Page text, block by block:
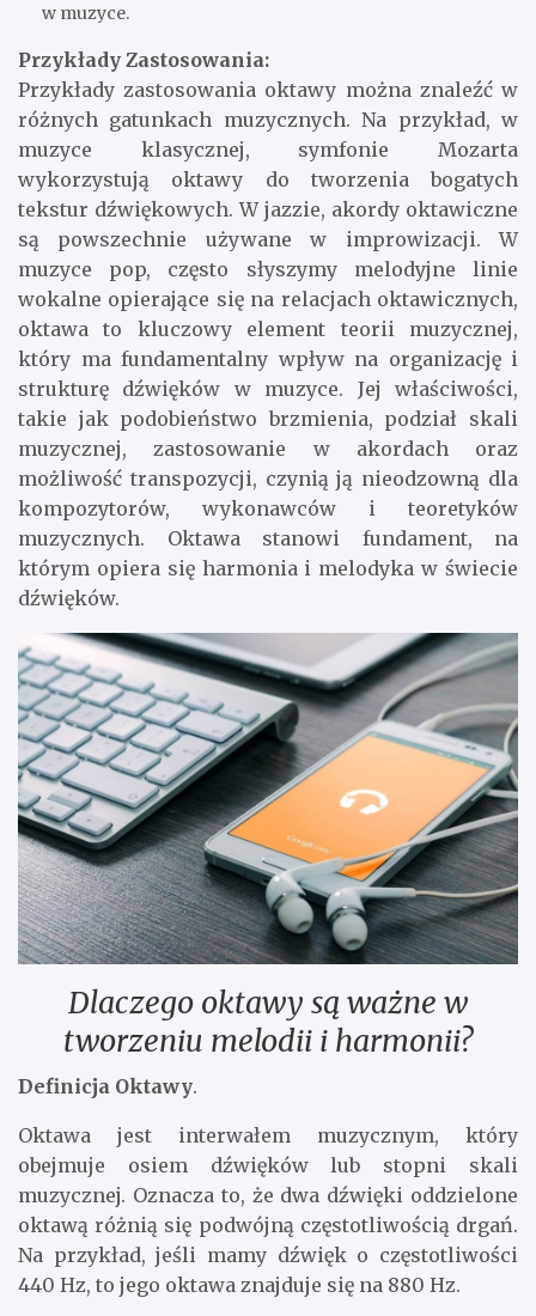
w muzyce.
Przykłady Zastosowania:
Przykłady zastosowania oktawy można znaleźć w
różnych gatunkach muzycznych. Na przykład, w
muzyce klasycznej, symfonie Mozarta
wykorzystują oktawy do tworzenia bogatych
tekstur dźwiękowych. W jazzie, akordy oktawiczne
są powszechnie używane w improwizacji. W
muzyce pop, często słyszymy melodyjne linie
wokalne opierające się na relacjach oktawicznych,
oktawa to kluczowy element teorii muzycznej,
który ma fundamentalny wpływ na organizację i
strukturę dźwięków w muzyce. Jej właściwości,
takie jak podobieństwo brzmienia, podział skali
muzycznej, zastosowanie w akordach oraz
możliwość transpozycji, czynią ją nieodzowną dla
kompozytorów, wykonawców i teoretyków
muzycznych. Oktawa stanowi fundament, na
którym opiera się harmonia i melodyka w świecie
dźwięków.
Dlaczego oktawy są ważne w
tworzeniu melodii i harmonii?
Definicja Oktawy.
Oktawa jest interwałem muzycznym, który
obejmuje osiem dźwięków lub stopni skali
muzycznej. Oznacza to, że dwa dźwięki oddzielone
oktawą różnią się podwójną częstotliwością drgań.
Na przykład, jeśli mamy dźwięk o częstotliwości
440 Hz, to jego oktawa znajduje się na 880 Hz.